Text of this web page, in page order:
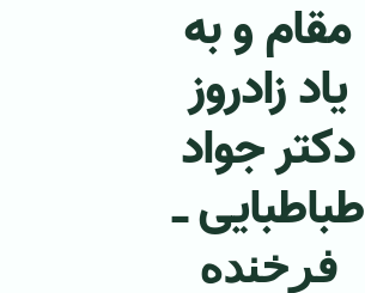
مقام و به
یاد زادروز
دکتر جواد
طباطباییـ
فرخنده